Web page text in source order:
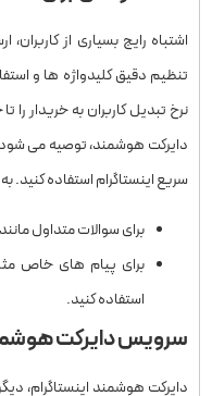
اشتباه رایج بسیاری از
تنظیم دقیق کلیدواژه‌ ها و
نرخ تبدیل کاربران به خریدار را
دایرکت هوشمند، توصیه می ‌شود
سریع اینستاگرام استفاده کنید.
برای سوالات متداول
برای پیام‌ های خاص
استفاده کنید.
سرویسدایرکت
دایرکت هوشمند اینستاگرام،